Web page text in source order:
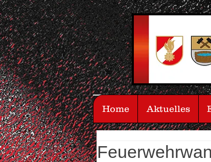
Home Aktuelles